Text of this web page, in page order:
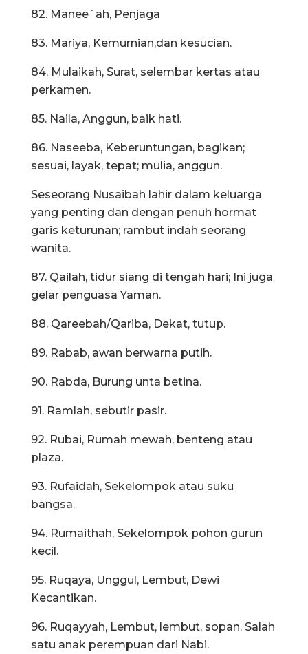
82. Manee`ah, Penjaga
83. Mariya, Kemurnian,dan kesucian.
84. Mulaikah, Surat, selembar kertas atau
perkamen.
85. Naila, Anggun, baik hati.
86. Naseeba, Keberuntungan, bagikan;
sesuai, layak, tepat; mulia, anggun.
Seseorang Nusaibah lahir dalam keluarga
yang penting dan dengan penuh hormat
garis keturunan; rambut indah seorang
wanita.
87. Qailah, tidur siang di tengah hari; Ini juga
gelar penguasa Yaman.
88. Qareebah/Qariba, Dekat, tutup.
89. Rabab, awan berwarna putih.
90. Rabda, Burung unta betina.
91. Ramlah, sebutir pasir.
92. Rubai, Rumah mewah, benteng atau
plaza.
93. Rufaidah, Sekelompok atau suku
bangsa.
94. Rumaithah, Sekelompok pohon gurun
kecil.
95. Ruqaya, Unggul, Lembut, Dewi
Kecantikan.
96. Ruqayyah, Lembut, lembut, sopan. Salah
satu anak perempuan dari Nabi.